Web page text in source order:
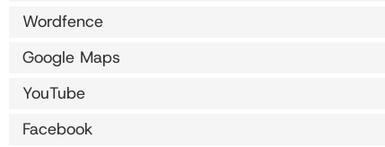
Wordfence
Google Maps
YouTube
Facebook